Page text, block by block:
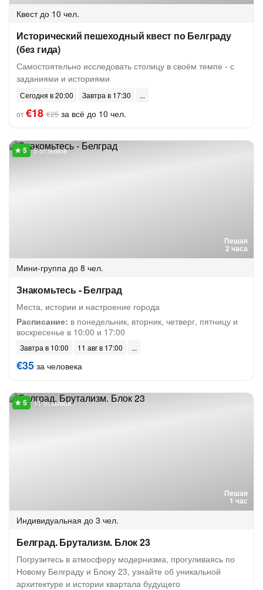
Квест до 10 чел.
Исторический пешеходный квест по Белграду
(без гида)
Самостоятельно исследовать столицу в своём темпе - с
заданиями и историями
Сегодня в 20:00
Завтра в 17:30
от€18 €25 за всё до 10 чел.
Пешая
2 часа
5 отзывов
Мини-группа до 8 чел.
Знакомьтесь - Белград
Места, истории и настроение города
Расписание: в понедельник, вторник, четверг, пятницу и
воскресенье в 10:00 и 17:00
Завтра в 10:00 11 авг в 17:00
€35 за человека
Пешая
1 час
11 отзывов
Индивидуальная до 3 чел.
Белград. Брутализм. Блок 23
Погрузитесь в атмосферу модернизма, прогуливаясь по
Новому Белграду и Блоку 23, узнайте об уникальной
архитектуре и истории квартала будущего